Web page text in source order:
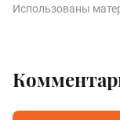
Использованы